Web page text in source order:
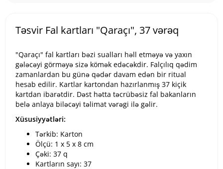
Təsvir Fal kartları "Qaraçı", 37 vərəq
"Qaraçı" fal kartları bəzi sualları həll etməyə və yaxın
gələcəyi görməyə sizə kömək edəcəkdir. Falçılıq qədim
zamanlardan bu günə qədər davam edən bir ritual
hesab edilir. Kartlar kartondan hazırlanmış 37 kiçik
kartdan ibarətdir. Dəst hətta təcrübəsiz fal bakanların
belə anlaya biləcəyi təlimat vərəgi ilə gəlir.
Xüsusiyyətləri:
Tərkib: Karton
Ölçü: 1 x 5 x 8 cm
Çəki: 37 q
Kartların sayı: 37